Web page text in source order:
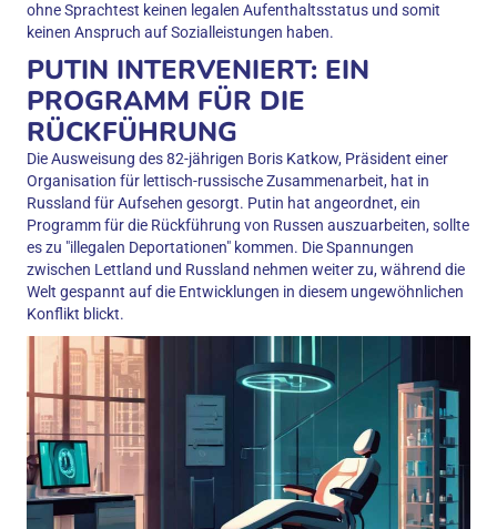
ohne Sprachtest keinen legalen Aufenthaltsstatus und somit
keinen Anspruch auf Sozialleistungen haben.
PUTIN INTERVENIERT: EIN
PROGRAMM FÜR DIE
RÜCKFÜHRUNG
Die Ausweisung des 82-jährigen Boris Katkow, Präsident einer
Organisation für lettisch-russische Zusammenarbeit, hat in
Russland für Aufsehen gesorgt. Putin hat angeordnet, ein
Programm für die Rückführung von Russen auszuarbeiten, sollte
es zu "illegalen Deportationen" kommen. Die Spannungen
zwischen Lettland und Russland nehmen weiter zu, während die
Welt gespannt auf die Entwicklungen in diesem ungewöhnlichen
Konflikt blickt.